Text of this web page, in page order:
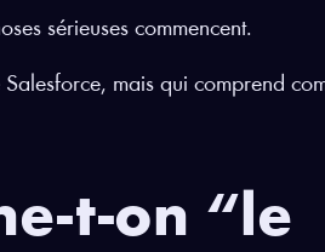
sérieuses commencent.
mais qui comprend
t-on “le